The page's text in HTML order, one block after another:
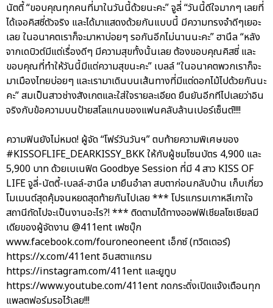
นัตตี้ “ขอบคุณทุกคนที่มาในวันนี้ด้วยนะคะ” จูลี่ “วันนี้ดีใจมากๆ เลยที่
ได้เจอคิสซี่ตัวจริง และได้มาแสดงด้วยกันแบบนี้ มีความทรงจำดีๆเยอะ
เลย ในอนาคตเราก็จะมาหาบ่อยๆ รอกันอีกไม่นานนะคะ” ฮานึล “หลัง
จากเดบิวต์มีแต่เรื่องดีๆ มีความสุขทั้งนั้นเลย ต้องขอบคุณคิสซี่ และ
ขอบคุณที่ทำให้วันนี้มีแต่ความสุขนะคะ” เบลล์ “ในอนาคตพวกเราก็จะ
มาเมืองไทยบ่อยๆ และเรามาเดินบนเส้นทางที่มีแต่ดอกไม้ไปด้วยกันนะ
คะ” สมเป็นสาวช่างสังเกตและใส่ใจรายละเอียด ยืนยันอีกทีไปเลยว่าอิน
จริงกับข้อความบนป้ายสโลแกนของแฟนคลับล้านเปอร์เซ็นต์!!!!
ความฟินยังไม่หมด! ผู้จัด “โฟร์วันวันฯ” ตบท้ายความพิเศษของ
#KISSOFLIFE_DEARKISSY_BKK ให้กับผู้ชมโซนบัตร 4,900 และ
5,900 บาท ด้วยเบเนฟิต Goodbye Session ที่มี 4 สาว KISS OF
LIFE จูลี่-นัตตี้-เบลล์-ฮานึล มายืนอำลา สบตาก่อนกลับบ้าน เก็บเกี่ยว
โมเมนต์สุดคุ้มจนหยดสุดท้ายกันไปเลย *** โปรแกรมเกาหลีเกาใจ
สถานีถัดไปจะเป็นงานอะไร?! *** ติดตามได้ทางออฟฟิเชียลโซเชียลมี
เดียของผู้จัดงาน @411ent เฟซบุ๊ก
www.facebook.com/fouroneoneent เอ็กซ์ (ทวิตเตอร์)
https://x.com/411ent อินสตาแกรม
https://instagram.com/411ent และยูทูบ
https://www.youtube.com/411ent กดกระดิ่งเปิดแจ้งเตือนทุก
แพลตฟอร์มรอไว้เลย!!!